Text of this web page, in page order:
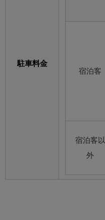
駐車料金
宿泊客
宿泊客以
外